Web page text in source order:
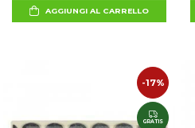
AGGIUNGI AL CARRELLO
-17%
GRATIS